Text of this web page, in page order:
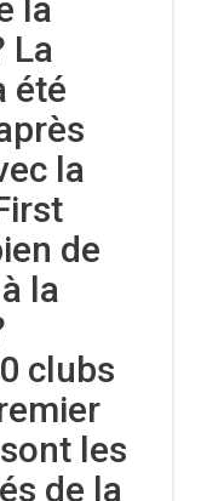
la
La
été
la
de
la
clubs
les
de la